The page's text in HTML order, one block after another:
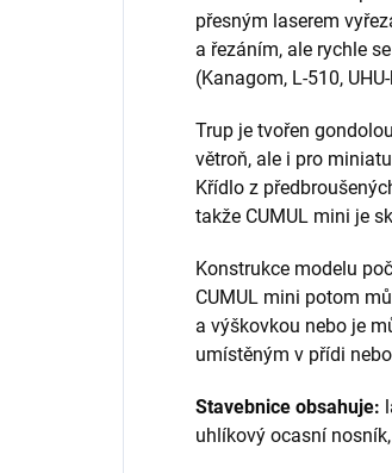
přesným laserem
a řezáním, ale rychle
(Kanagom, L-510,
Trup je tvořen
větroň, ale i pro
Křídlo z
takže CUMUL mini je
Konstrukce modelu
CUMUL mini potom
a výškovkou nebo je
umístěným v přídi
Stavebnice obsahuje:
uhlíkový ocasní